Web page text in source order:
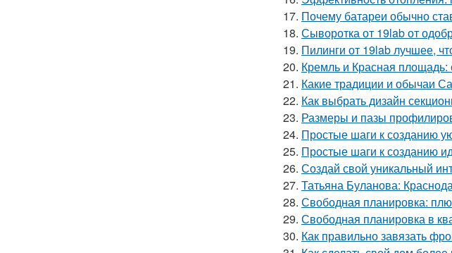
17. Почему батареи обычно
18. Сыворотка от 19lab от
19. Пилинги от 19lab лучшее,
20. Кремль и Красная
21. Какие традиции и обычаи
22. Как выбрать дизайн
23. Размеры и пазы
24. Простые шаги к созданию
25. Простые шаги к созданию
26. Создай свой уникальный
27. Татьяна Буланова:
28. Свободная планировка:
29. Свободная планировка в
30. Как правильно завязать